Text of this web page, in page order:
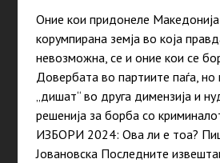
Оние кои придонеле
корумпирана земја во која
невозможна, се и оние кои се
Довербата во партиите паѓа, но
„дишат“ во друга димензија и
решенија за борба со
ИЗБОРИ 2024: Ова ли е тоа?
Јовановска Последните